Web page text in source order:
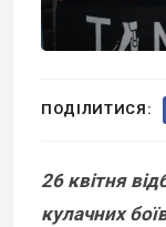
ПОДІЛИТИСЯ:
26 квітня
кулачних